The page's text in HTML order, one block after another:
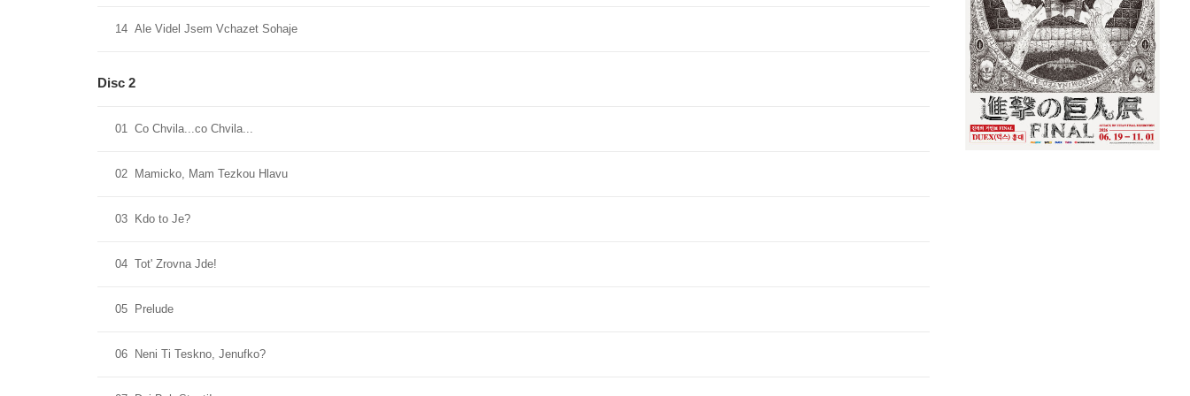
14 Ale Videl Jsem Vchazet Sohaje
Disc 2
01 Co Chvila...co Chvila...
02 Mamicko, Mam Tezkou Hlavu
03 Kdo to Je?
04 Tot' Zrovna Jde!
05 Prelude
06 Neni Ti Teskno, Jenufko?